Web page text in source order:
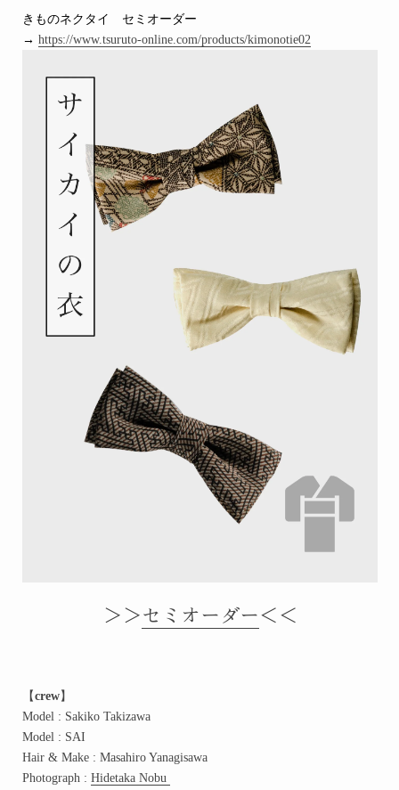
きものネクタイ セミオーダー
→ https://www.tsuruto-online.com/products/kimonotie02
＞＞セミオーダー＜＜
【crew】
Model : Sakiko Takizawa
Model : SAI
Hair & Make : Masahiro Yanagisawa
Photograph : Hidetaka Nobu